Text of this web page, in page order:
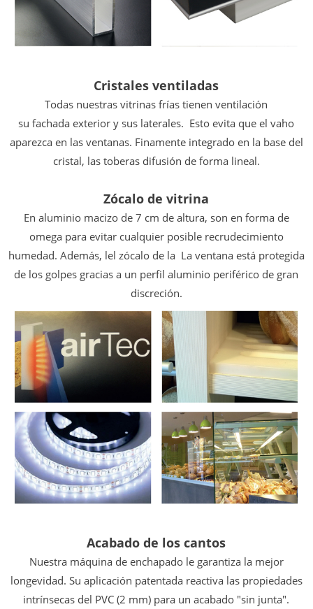
Cristales ventiladas
Todas nuestras vitrinas frías tienen ventilación
su fachada exterior y sus laterales. Esto evita que el vaho
aparezca en las ventanas. Finamente integrado en la base del
cristal, las toberas difusión de forma lineal.
Zócalo de vitrina
En aluminio macizo de 7 cm de altura, son en forma de
omega para evitar cualquier posible recrudecimiento
humedad. Además, lel zócalo de la La ventana está protegida
de los golpes gracias a un perfilaluminio periférico de gran
discreción.
Acabado de los cantos
Nuestra máquina de enchapado le garantiza la mejor
longevidad. Su aplicación patentada reactiva las propiedades
intrínsecas del PVC (2 mm) para un acabado "sin junta".